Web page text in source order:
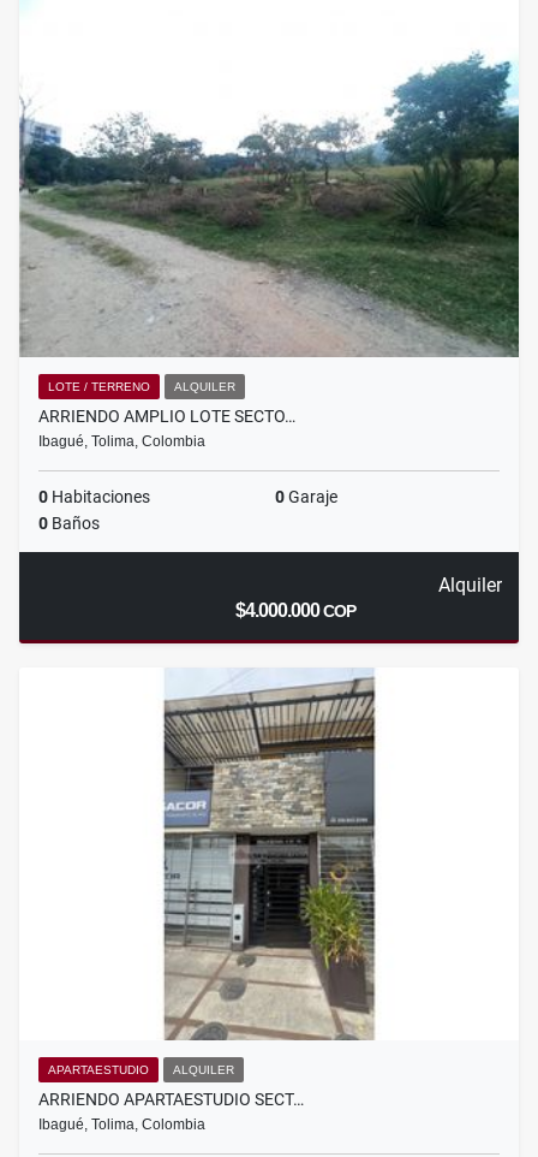
LOTE / TERRENO ALQUILER
ARRIENDO AMPLIO LOTE SECTO…
Ibagué, Tolima, Colombia
0 Habitaciones 0Garaje
0 Baños
Alquiler
$4.000.000COP
APARTAESTUDIO ALQUILER
ARRIENDO APARTAESTUDIO SECT…
Ibagué, Tolima, Colombia